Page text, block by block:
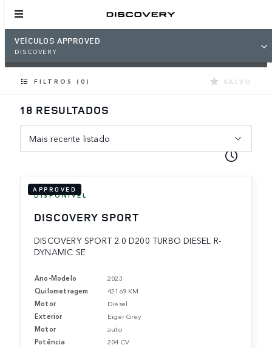
VEÍCULOS APPROVED
DISCOVERY
FILTROS (0) SALVO
18 RESULTADOS
Mais recente listado
APPROVED
DISPONÍVEL
DISCOVERY SPORT
DISCOVERY SPORT 2.0 D200 TURBO DIESEL R-
DYNAMIC SE
Ano-Modelo
2023
Quilometragem
42169 KM
Motor
Diesel
Exterior
Eiger Grey
Motor
auto
Potência
204 CV